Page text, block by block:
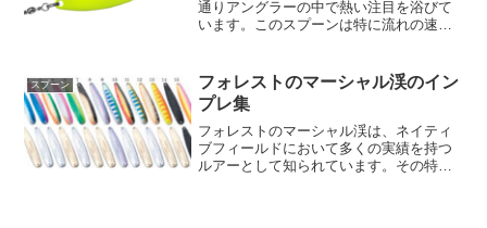
通りアングラーの中で熱い注目を浴びて
います。このスプーンは特に流れの速い
ます。着底後も浮き上がり過ぎず、流れ
の中を安定して泳がせる...
スプーン
フォレストのマーシャル渓のイン
プレ集
フォレストのマーシャル渓は、ネイティ
ブフィールドにおいて多くの実績を持つ
ルアーとして知られています。その特徴